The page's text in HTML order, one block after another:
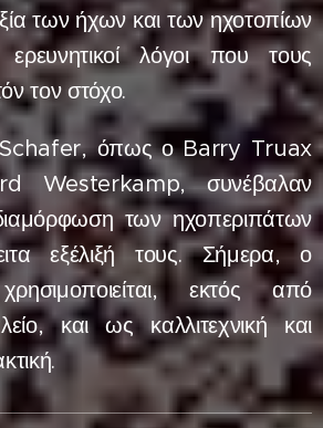
των ήχων και των ηχοτοπίων
λόγοι που τους
τον στόχο.
Schafer, όπως ο Barry Truax
Westerkamp, συνέβαλαν
των ηχοπεριπάτων
εξέλιξή τους. Σήμερα, ο
εκτός από
και ως καλλιτεχνική και